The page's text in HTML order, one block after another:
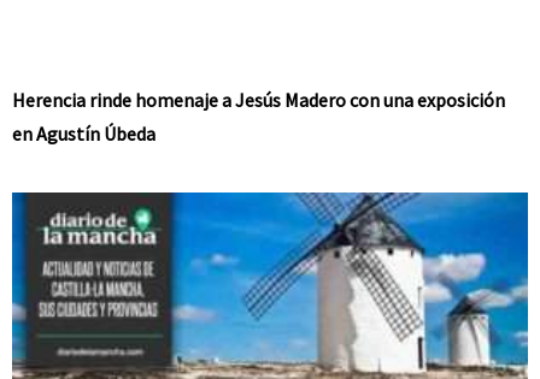
Herencia rinde homenaje a Jesús Madero con una exposición
en Agustín Úbeda